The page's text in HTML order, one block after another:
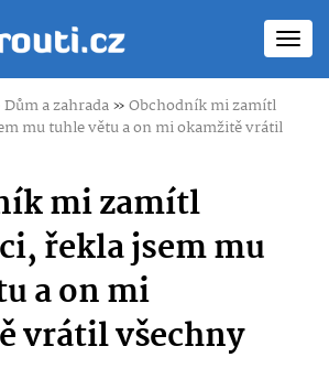
Dům a zahrada»Obchodník mi zamítl
mu tuhle větu a on mi okamžitě vrátil
mi zamítl
řekla jsem mu
a on mi
vrátil všechny